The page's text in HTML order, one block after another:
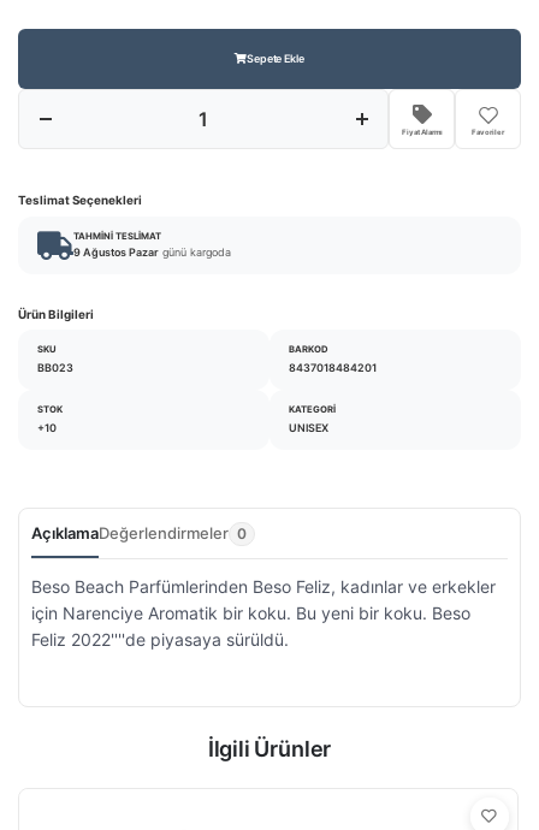
Sepete Ekle
Fiyat Alarmı Favoriler
Teslimat Seçenekleri
TAHMINI TESLIMAT
9 Ağustos Pazar günü kargoda
Ürün Bilgileri
SKU
BB023
BARKOD
8437018484201
STOK
+10
KATEGORI
UNISEX
AçıklamaDeğerlendirmeler 0
Beso Beach Parfümlerinden Beso Feliz, kadınlar ve erkekler
için Narenciye Aromatik bir koku. Bu yeni bir koku. Beso
Feliz 2022''''de piyasaya sürüldü.
İlgili Ürünler